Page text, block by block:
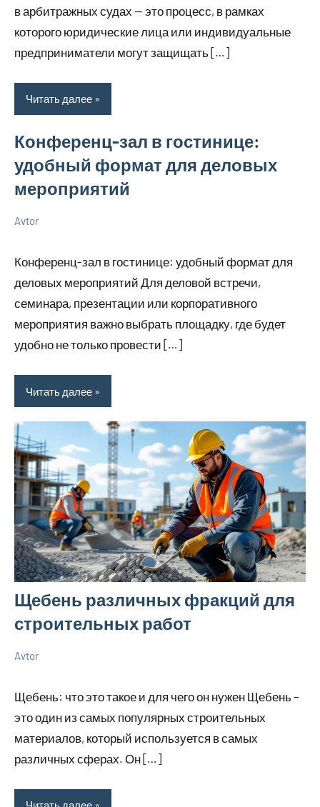
в арбитражных судах — это процесс, в рамках
которого юридические лица или индивидуальные
предприниматели могут защищать […]
Читать далее
Конференц-зал в гостинице:
удобный формат для деловых
мероприятий
бизнесе
2026
Avtor
Конференц-зал в гостинице: удобный формат для
деловых мероприятий Для деловой встречи,
семинара, презентации или корпоративного
мероприятия важно выбрать площадку, где будет
удобно не только провести […]
Читать далее
Щебень различных фракций для
строительных работ
ремонте
2026
Avtor
Щебень: что это такое и для чего он нужен Щебень –
это один из самых популярных строительных
материалов, который используется в самых
различных сферах. Он […]